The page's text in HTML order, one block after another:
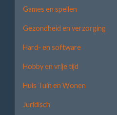
Games en spellen
Gezondheid en verzorging
Hard- en software
Hobby en vrije tijd
Huis Tuin en Wonen
Juridisch